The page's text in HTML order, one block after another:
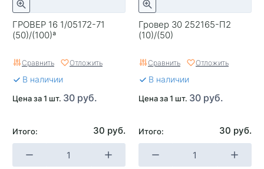
ГРОВЕР 16 1/05172-71
(50)/(100)ª
Сравнить Отложить
В наличии
Цена за 1 шт. 30 руб.
Итого: 30 руб.
Гровер 30 252165-П2
(10)/(50)
Сравнить Отложить
В наличии
Цена за 1 шт. 30 руб.
Итого: 30 руб.